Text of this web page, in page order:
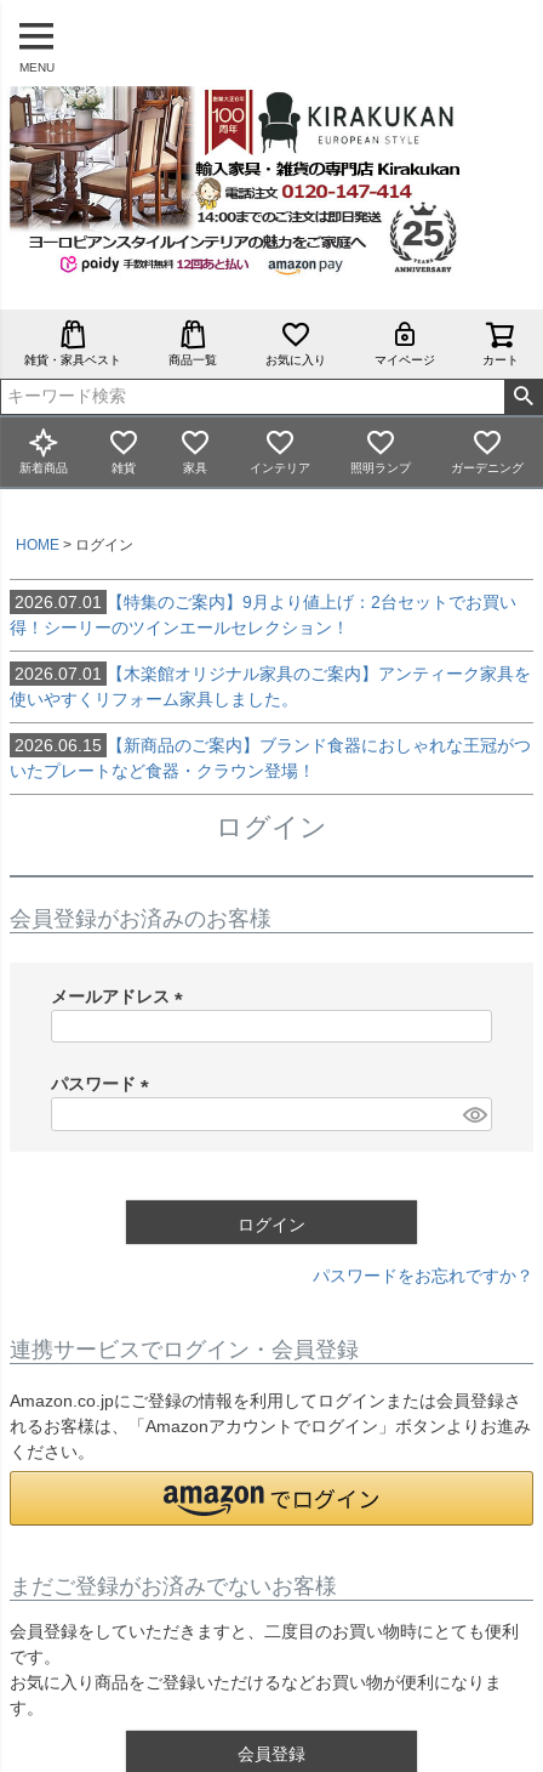
MENU
雑貨・家具ベスト 商品一覧 お気に入り マイページ カート
新着商品 雑貨 家具 インテリア 照明ランプ ガーデニング
HOME ログイン
2026.07.01
【特集のご案内】9月より値上げ：2台セットでお買い
得！シーリーのツインエールセレクション！
2026.07.01
【木楽館オリジナル家具のご案内】アンティーク家具を
使いやすくリフォーム家具しました。
2026.06.15
【新商品のご案内】ブランド食器におしゃれな王冠がつ
いたプレートなど食器・クラウン登場！
ログイン
会員登録がお済みのお客様
メールアドレス
)
パスワード
ログイン
パスワードをお忘れですか？
連携サービスでログイン・会員登録
Amazon.co.jpにご登録の情報を利用してログインまたは会員登録さ
れるお客様は、「Amazonアカウントでログイン」ボタンよりお進み
ください。
まだご登録がお済みでないお客様
会員登録をしていただきますと、二度目のお買い物時にとても便利
です。
お気に入り商品をご登録いただけるなどお買い物が便利になりま
す。
会員登録